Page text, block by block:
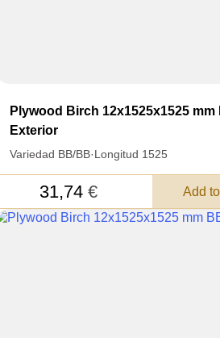
Plywood Birch 12x1525x1525 mm
Exterior
Variedad BB/BB·Longitud 1525
31,74 € Add